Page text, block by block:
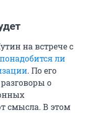
на встрече с
понадобится ли
. По его
о
смысла. В этом